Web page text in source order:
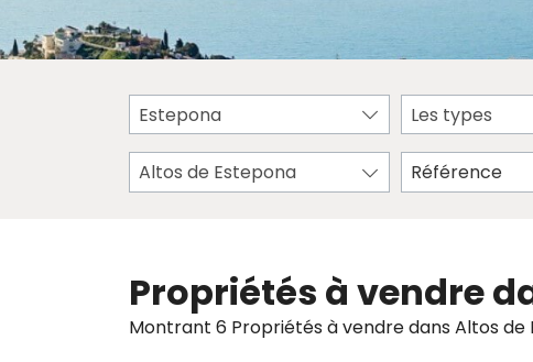
Estepona Les types
Altos de Estepona
Propriétés à vendre
Montrant 6 Propriétés à vendre dans Altos de